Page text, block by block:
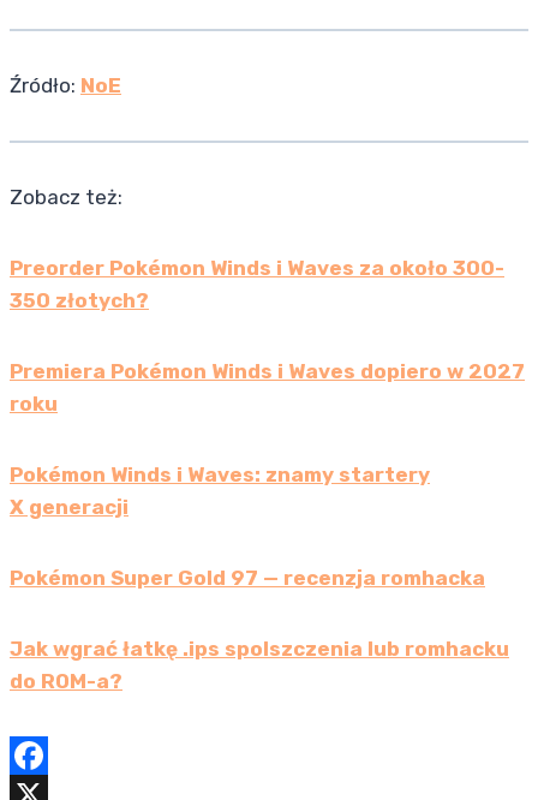
Źródło: NoE
Zobacz też:
Preorder Pokémon Winds i Waves za około 300-
350 złotych?
Premiera Pokémon Winds i Waves dopiero w 2027
roku
Pokémon Winds i Waves: znamy startery
X generacji
Pokémon Super Gold 97 — recenzja romhacka
Jak wgrać łatkę .ips spolszczenia lub romhacku
do ROM-a?
F